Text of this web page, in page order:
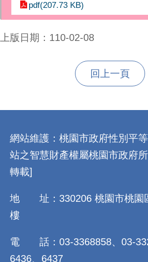
pdf(207.73 KB)
上版日期：110-02-08
回上一頁
網站維護：桃園市政府性別平
站之智慧財產權屬桃園市政府
轉載]
地 址：330206 桃園市桃園
樓
電 話：03-3368858、03-
6436、6437